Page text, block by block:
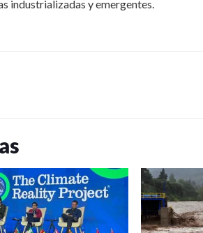
industrializadas y emergentes.